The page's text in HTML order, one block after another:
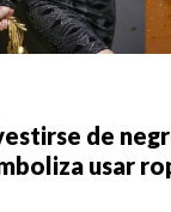
de
usar